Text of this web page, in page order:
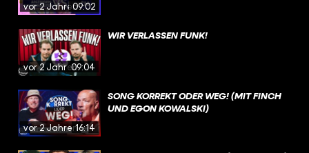
vor 2 Jahren09:02
vor 2 Jahren09:04
WIR VERLASSEN FUNK!
vor 2 Jahren16:14
SONG KORREKT ODER WEG! (MIT FINCH
UND EGON KOWALSKI)